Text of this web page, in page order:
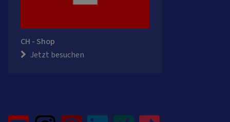
CH - Shop
Jetzt besuchen